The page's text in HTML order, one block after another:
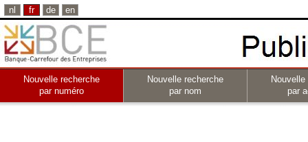
nl fr de en
Nouvelle recherche
par numéro
Nouvelle recherche
par nom
par